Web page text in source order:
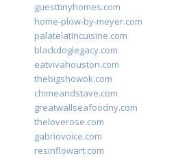
guesttinyhomes.com
home-plow-by-meyer.com
palatelatincuisine.com
blackdoglegacy.com
eatvivahouston.com
thebigshowok.com
chimeandstave.com
greatwallseafoodny.com
theloverose.com
gabriovoice.com
resinflowart.com